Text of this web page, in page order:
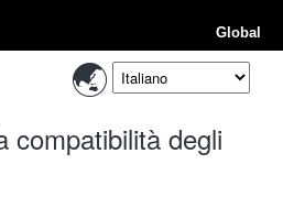
Global
compatibilità degli